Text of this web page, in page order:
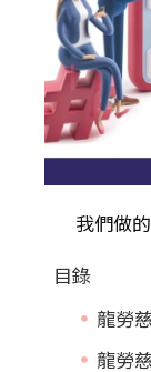
我們做的
目錄
龍勞
龍勞